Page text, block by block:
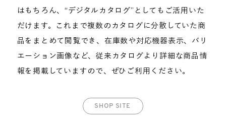
はもちろん、“デジタルカタログ”としてもご活用いた
だけます。これまで複数のカタログに分散していた商
品をまとめて閲覧でき、在庫数や対応機器表示、バリ
エーション画像など、従来カタログより詳細な商品情
報を掲載していますので、ぜひご利用ください。
SHOP SITE